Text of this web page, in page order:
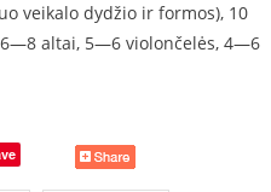
veikalo dydžio ir formos), 10
altai, 5—6 violončelės, 4—6